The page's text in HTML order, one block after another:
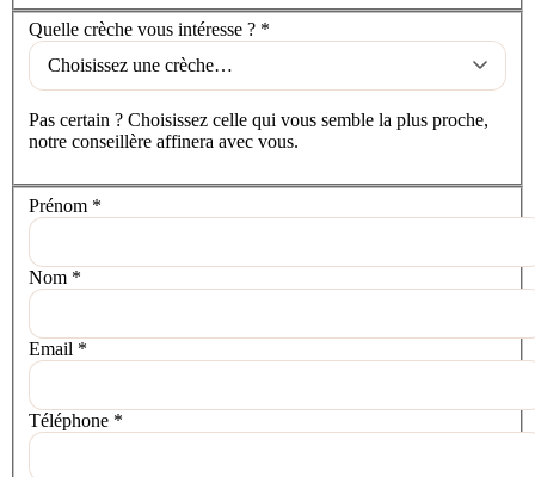
La crèche
Quelle crèche vous intéresse ? *
Pas certain ? Choisissez celle qui vous semble la plus proche,
notre conseillère affinera avec vous.
Vos coordonnées
Prénom *
Nom *
Email *
Téléphone *